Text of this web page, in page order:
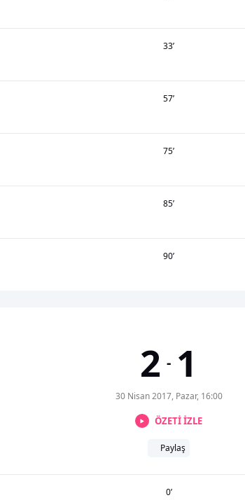
33’
57’
75’
85’
90’
2 - 1
30 Nisan 2017, Pazar, 16:00
ÖZETİ İZLE
Paylaş
0’